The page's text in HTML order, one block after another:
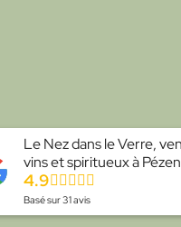
Le Nez dans le Verre,
vins et spiritueux à
4.9
Basé sur31avis